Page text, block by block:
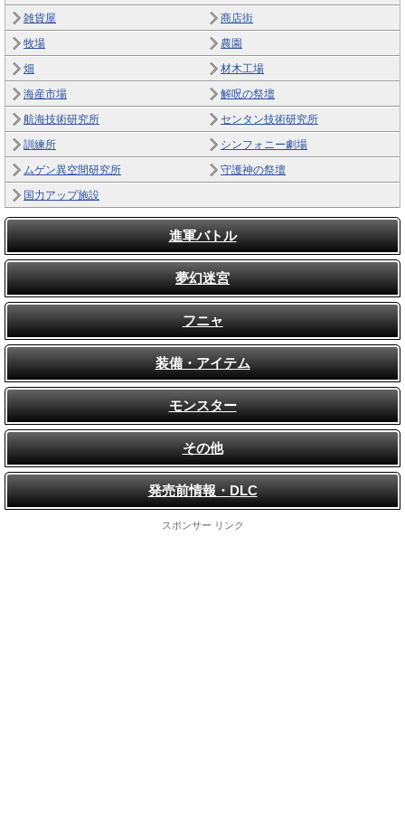
雑貨屋
商店街
牧場
農園
畑
材木工場
海産市場
解呪の祭壇
航海技術研究所
センタン技術研究所
訓練所
シンフォニー劇場
ムゲン異空間研究所
守護神の祭壇
国力アップ施設
進軍バトル
夢幻迷宮
フニャ
装備・アイテム
モンスター
その他
発売前情報・DLC
スポンサー リンク